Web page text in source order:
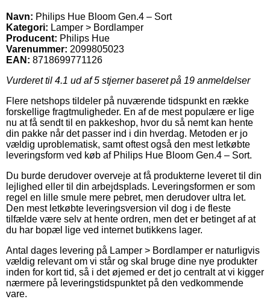
Navn: Philips Hue Bloom Gen.4 – Sort
Kategori: Lamper > Bordlamper
Producent: Philips Hue
Varenummer: 2099805023
EAN: 8718699771126
Vurderet til 4.1 ud af 5 stjerner baseret på 19 anmeldelser
Flere netshops tildeler på nuværende tidspunkt en række
forskellige fragtmuligheder. En af de mest populære er lige
nu at få sendt til en pakkeshop, hvor du så nemt kan hente
din pakke når det passer ind i din hverdag. Metoden er jo
vældig uproblematisk, samt oftest også den mest letkøbte
leveringsform ved køb af Philips Hue Bloom Gen.4 – Sort.
Du burde derudover overveje at få produkterne leveret til din
lejlighed eller til din arbejdsplads. Leveringsformen er som
regel en lille smule mere pebret, men derudover ultra let.
Den mest letkøbte leveringsversion vil dog i de fleste
tilfælde være selv at hente ordren, men det er betinget af at
du har bopæl lige ved internet butikkens lager.
Antal dages levering på Lamper > Bordlamper er naturligvis
vældig relevant om vi står og skal bruge dine nye produkter
inden for kort tid, så i det øjemed er det jo centralt at vi kigger
nærmere på leveringstidspunktet på den vedkommende
vare.